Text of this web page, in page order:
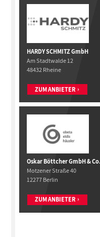
HARDY SCHMITZ GmbH
Am Stadtwalde 12
48432 Rheine
ZUM ANBIETER
Oskar Böttcher GmbH &
Motzener Straße 40
12277 Berlin
ZUM ANBIETER